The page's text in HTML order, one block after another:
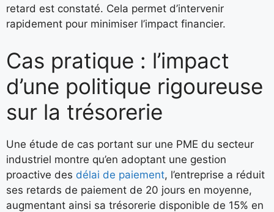
retard est constaté. Cela permet d’intervenir
rapidement pour minimiser l’impact financier.
Cas pratique : l’impact
d’une politique rigoureuse
sur la trésorerie
Une étude de cas portant sur une PME du secteur
industriel montre qu’en adoptant une gestion
proactive des délai de paiement, l’entreprise a réduit
ses retards de paiement de 20 jours en moyenne,
augmentant ainsi sa trésorerie disponible de 15% en